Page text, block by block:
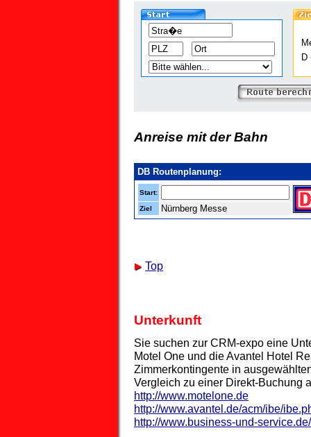
D
Anreise mit der Bahn
DB Routenplanung:
Start:
Ziel Nürnberg Messe
Top
Unterkunft
Sie suchen zur CRM-expo eine
Motel One und die Avantel Hotel
Zimmerkontingente in
Vergleich zu einer Direkt-Buchung
http://www.motelone.de
http://www.avantel.de/acm/ibe/
http://www.business-und-